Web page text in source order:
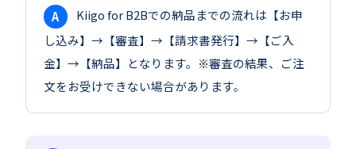
A
Kiigo for B2Bでの納品までの流れは【お申
し込み】→【審査】→【請求書発行】→【ご入
金】→【納品】となります。※審査の結果、ご注
文をお受けできない場合があります。